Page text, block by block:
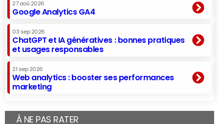
27 aoû 2026
Google Analytics GA4
03 sep 2026
ChatGPT et IA génératives : bonnes pratiques
et usages responsables
21 sep 2026
Web analytics : booster ses performances
marketing
À NE PAS RATER